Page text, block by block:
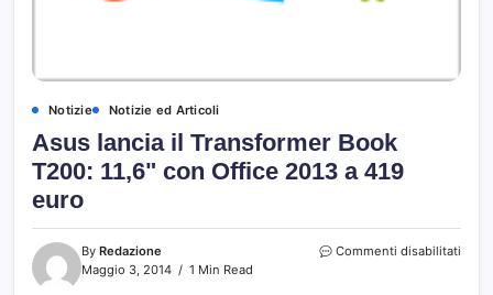
Notizie Notizie ed Articoli
Asus lancia il Transformer Book
T200: 11,6" con Office 2013 a 419
euro
By Redazione
Maggio 3, 2014
1 Min Read
Commenti disabilitati